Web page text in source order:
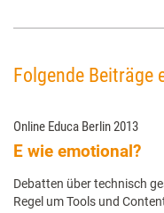
Folgende Beiträge
Online Educa Berlin 2013
E wie emotional?
Debatten über technisch
Regel um Tools und